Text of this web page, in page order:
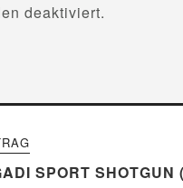
deaktiviert.
SPORT SHOTGUN